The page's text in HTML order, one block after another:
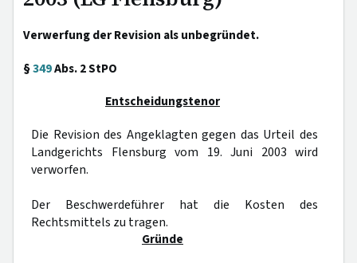
Verwerfung der Revision als unbegründet.
§349Abs. 2 StPO
Entscheidungstenor
Die Revision des Angeklagten gegen das Urteil des
Landgerichts Flensburg vom 19. Juni 2003 wird
verworfen.
Der Beschwerdeführer hat die Kosten des
Rechtsmittels zu tragen.
Gründe